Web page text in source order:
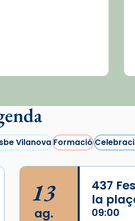
VilanovaFormació
13
ag.
437
la
09:00